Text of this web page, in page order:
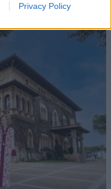
Privacy Policy